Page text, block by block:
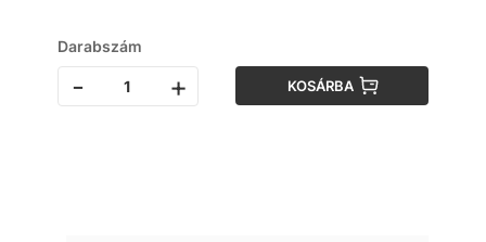
Darabszám
- + KOSÁRBA